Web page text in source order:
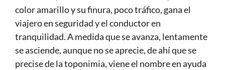
color amarillo y su finura, poco tráfico, gana el
viajero en seguridad y el conductor en
tranquilidad. A medida que se avanza, lentamente
se asciende, aunque no se aprecie, de ahí que se
precise de la toponimia, viene el nombre en ayuda